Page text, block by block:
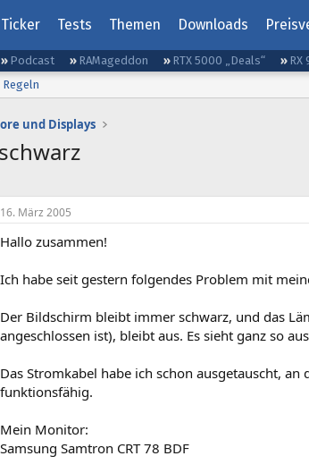
Ticker Tests Themen Downloads
Podcast RAMageddon RTX 5000 „Deals“ RX
Regeln
und Displays
16. März 2005
Hallo zusammen!
Ich habe seit gestern folgendes Problem mit
Der Bildschirm bleibt immer schwarz, und das
angeschlossen ist), bleibt aus. Es sieht ganz so
Das Stromkabel habe ich schon ausgetauscht,
funktionsfähig.
Mein Monitor:
Samsung Samtron CRT 78 BDF